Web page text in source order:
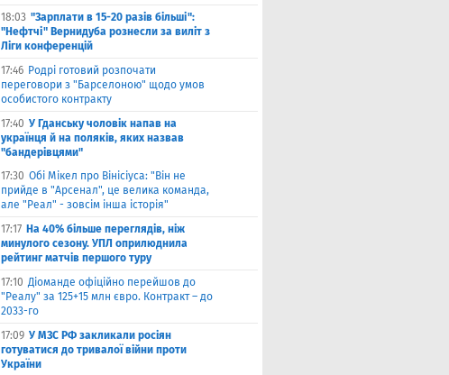
18:03 "Зарплати в 15-20 разів більші":
"Нефтчі" Вернидуба рознесли за виліт з
Ліги конференцій
17:46 Родрі готовий розпочати
переговори з "Барселоною" щодо умов
особистого контракту
17:40 У Гданську чоловік напав на
українця й на поляків, яких назвав
"бандерівцями"
17:30 Обі Мікел про Вінісіуса: "Він не
прийде в "Арсенал", це велика команда,
але "Реал" - зовсім інша історія"
17:17 На 40% більше переглядів, ніж
минулого сезону. УПЛ оприлюднила
рейтинг матчів першого туру
17:10 Діоманде офіційно перейшов до
"Реалу" за 125+15 млн євро. Контракт – до
2033-го
17:09 У МЗС РФ закликали росіян
готуватися до тривалої війни проти
України